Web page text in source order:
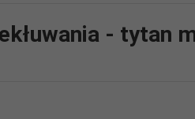
- tytan